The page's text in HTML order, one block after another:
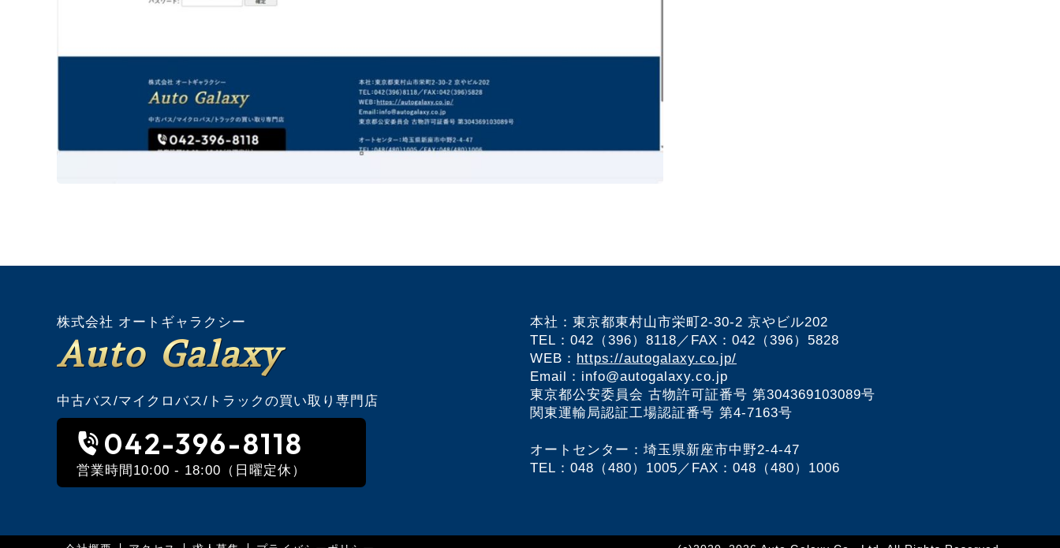
株式会社 オートギャラクシー
Auto Galaxy
中古バス/マイクロバス/トラックの買い取り専門店
042-396-8118
営業時間10:00 - 18:00（日曜定休）
本社：東京都東村山市栄町2-30-2 京やビル202
TEL：042（396）8118／FAX：042（396）5828
WEB： https://autogalaxy.co.jp/
Email：info@autogalaxy.co.jp
東京都公安委員会 古物許可証番号 第304369103089号
関東運輸局認証工場認証番号 第4-7163号
オートセンター：埼玉県新座市中野2-4-47
TEL：048（480）1005／FAX：048（480）1006